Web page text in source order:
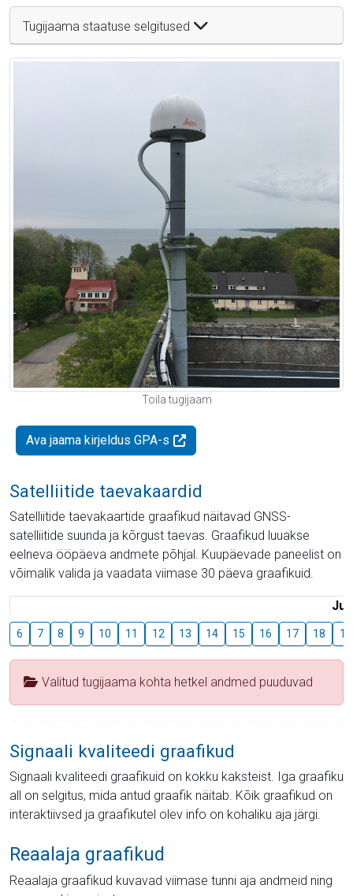
Tugijaama staatuse selgitused
Toila tugijaam
Ava jaama kirjeldus GPA-s
Satelliitide taevakaardid
Satelliitide taevakaartide graafikud näitavad GNSS-
satelliitide suunda ja kõrgust taevas. Graafikud luuakse
eelneva ööpäeva andmete põhjal. Kuupäevade paneelist on
võimalik valida ja vaadata viimase 30 päeva graafikuid.
6 7 8 9 10 11 12 13 14 15 16 17 18 19
Valitud tugijaama kohta hetkel andmed puuduvad
Signaali kvaliteedi graafikud
Signaali kvaliteedi graafikuid on kokku kaksteist. Iga graafiku
all on selgitus, mida antud graafik näitab. Kõik graafikud on
interaktiivsed ja graafikutel olev info on kohaliku aja järgi.
Reaalaja graafikud
Reaalaja graafikud kuvavad viimase tunni aja andmeid ning